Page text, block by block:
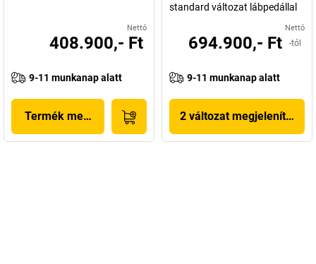
Nettó
408.900,- Ft
9-11 munkanap alatt
Termék megjelenítése
standard változat lábpedállal
Nettó
694.900,- Ft -tól
9-11 munkanap alatt
2 változat megjelenítése